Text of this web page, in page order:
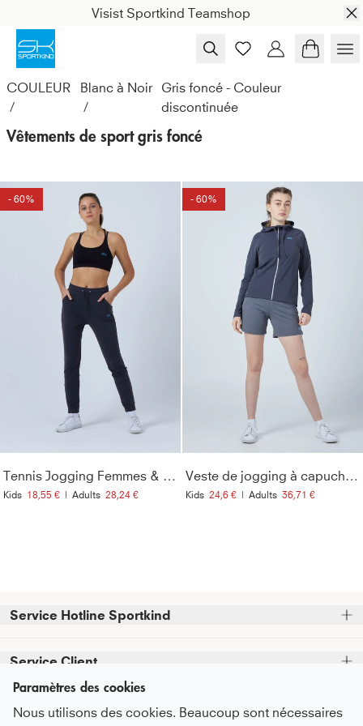
Visist Sportkind Teamshop
COULEUR
/
Blanc à Noir
/
Gris foncé - Couleur
discontinuée
Vêtements de sport gris foncé
- 60%
Tennis Jogging Femmes & Filles, gris foncé
Kids 18,55 € | Adults 28,24 €
- 60%
Veste de jogging à capuche Tennis, gris foncé
Kids 24,6 € | Adults 36,71 €
Service Hotline Sportkind
téléphoniques.
Assistance téléphonique et conseils disponibles au :
Service Client
FAQ - Questions fréquentes
Promesse de service
Informations
Paramètres des cookies
Nous utilisons des cookies. Beaucoup sont nécessaires